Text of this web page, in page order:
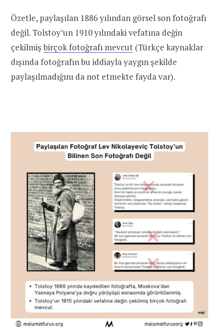
Özetle, paylaşılan 1886 yılından görsel son fotoğrafı
değil. Tolstoy’un 1910 yılındaki vefatına değin
çekilmişbirçok fotoğrafı mevcut (Türkçe kaynaklar
dışında fotoğrafın bu iddiayla yaygın şekilde
paylaşılmadığını da not etmekte fayda var).